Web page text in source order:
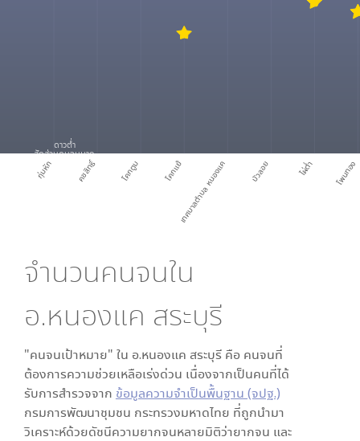
กุ่มหัก คชสิทธิ์ โคกตูม โคกแย้เทศบาลตำบล หนองแค บัวลอย ไผ่ต่ำ โพนทอง
ดาวต่ำ
สัดส่วนคนจนมาก
จำนวนคนจนใน
อ.หนองแค สระบุรี
"คนจนเป้าหมาย" ใน อ.หนองแค สระบุรี คือ คนจนที่
ต้องการความช่วยเหลือเร่งด่วน เนื่องจากเป็นคนที่ได้
รับการสำรวจจาก ข้อมูลความจำเป็นพื้นฐาน (จปฐ.)
กรมการพัฒนาชุมชน กระทรวงมหาดไทย ที่ถูกนำมา
วิเคราะห์ด้วยดัชนีความยากจนหลายมิติว่ายากจน และ